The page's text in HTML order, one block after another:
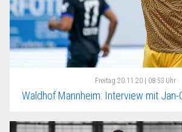
Freitag 20.11.20 | 08:53 Uhr
Waldhof Mannheim: Interview mit Jan-